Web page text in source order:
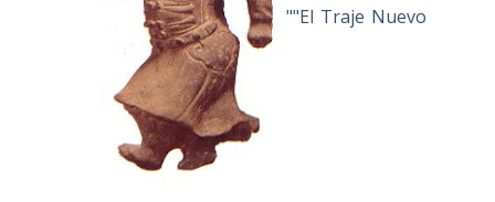
""El Traje Nuevo